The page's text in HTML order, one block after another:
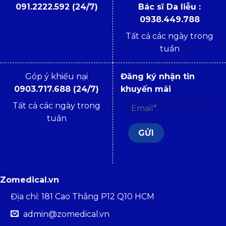
091.2222.592 (24/7)
Bác sĩ Da liễu :
0938.449.788
Tất cả các ngày trong
tuần
Góp ý khiếu nại
0903.717.688 (24/7)
Tất cả các ngày trong
tuần
Đăng ký nhận tin
khuyến mãi
Zomedical.vn
Địa chỉ: 181 Cao Thắng P12 Q10 HCM
admin@zomedical.vn